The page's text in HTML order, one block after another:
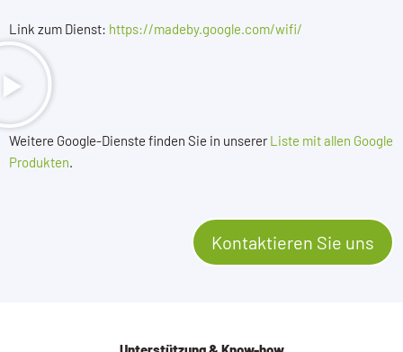
Link zum Dienst: https://madeby.google.com/wifi/
Weitere Google-Dienste finden Sie in unsererListe mit allen Google
Produkten.
Kontaktieren Sie uns